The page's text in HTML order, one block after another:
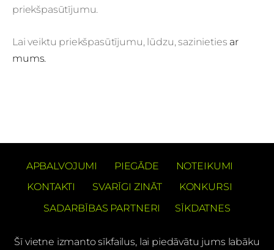
priekšpasūtījumu.
Lai veiktu priekšpasūtījumu, lūdzu, sazinieties ar
mums.
APBALVOJUMI PIEGĀDE
NOTEIKUMI
KONTAKTI
SVARĪGI ZINĀT
KONKURSI
SADARBĪBAS PARTNERI
SĪKDATNES
Šī vietne izmanto sīkfailus, lai piedāvātu jums labāku